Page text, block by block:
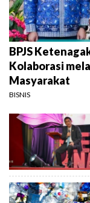
BPJS
Kolaborasi
Masyarakat
BISNIS